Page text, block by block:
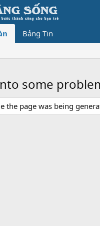
Bảng Tin
some
the page was being